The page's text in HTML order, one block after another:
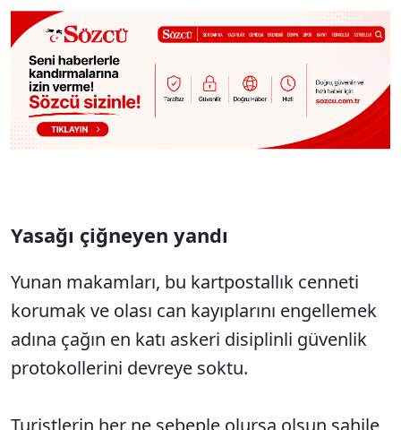
Yasağı çiğneyen yandı
Yunan makamları, bu kartpostallık cenneti
korumak ve olası can kayıplarını engellemek
adına çağın en katı askeri disiplinli güvenlik
protokollerini devreye soktu.